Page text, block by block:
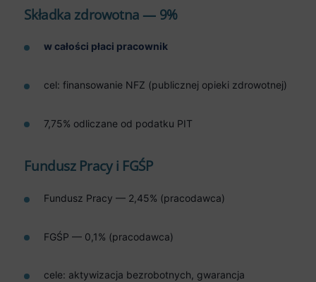
Składka zdrowotna — 9%
w całości płaci pracownik
cel: finansowanie NFZ (publicznej opieki zdrowotnej)
7,75% odliczane od podatku PIT
Fundusz Pracy i FGŚP
Fundusz Pracy — 2,45% (pracodawca)
FGŚP — 0,1% (pracodawca)
cele: aktywizacja bezrobotnych, gwarancja